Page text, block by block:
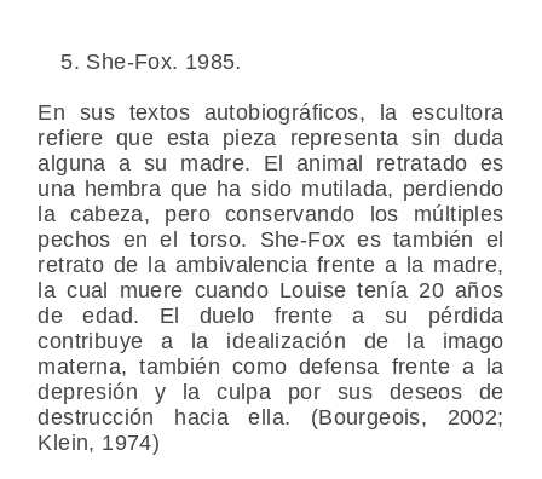
She-Fox. 1985.
En sus textos autobiográficos, la escultora
refiere que esta pieza representa sin duda
alguna a su madre. El animal retratado es
una hembra que ha sido mutilada, perdiendo
la cabeza, pero conservando los múltiples
pechos en el torso. She-Fox es también el
retrato de la ambivalencia frente a la madre,
la cual muere cuando Louise tenía 20 años
de edad. El duelo frente a su pérdida
contribuye a la idealización de la imago
materna, también como defensa frente a la
depresión y la culpa por sus deseos de
destrucción hacia ella. (Bourgeois, 2002;
Klein, 1974)